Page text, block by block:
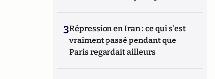
3Répression en Iran : ce qui s'est
vraiment passé pendant que
Paris regardait ailleurs